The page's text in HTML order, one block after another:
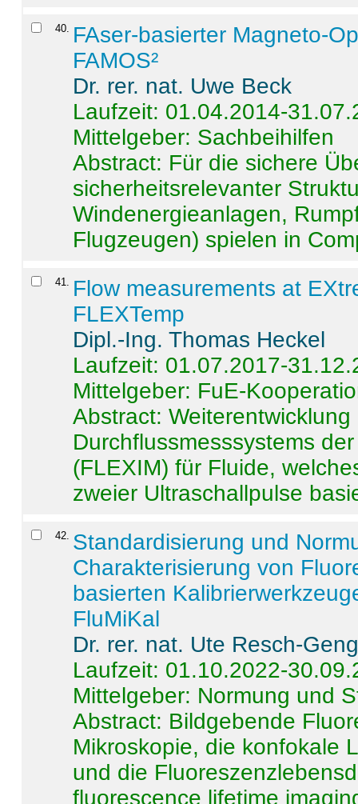
40. FAser-basierter Magneto-
FAMOS²
Dr. rer. nat. Uwe Beck
Laufzeit: 01.04.2014-
Mittelgeber: Sachbeihilfen
Abstract: Für die sichere
sicherheitsrelevanter
Windenergieanlagen,
Flugzeugen) spielen in
41. Flow measurements at
FLEXTemp
Dipl.-Ing. Thomas Heckel
Laufzeit: 01.07.2017-
Mittelgeber: FuE-
Abstract:
Durchflussmesssystems
(FLEXIM) für Fluide,
zweier Ultraschallpulse
42. Standardisierung und
Charakterisierung von
basierten
FluMiKal
Dr. rer. nat. Ute Resch-
Laufzeit: 01.10.2022-
Mittelgeber: Normung und
Abstract: Bildgebende
Mikroskopie, die konfokale
und die
fluorescence lifetime